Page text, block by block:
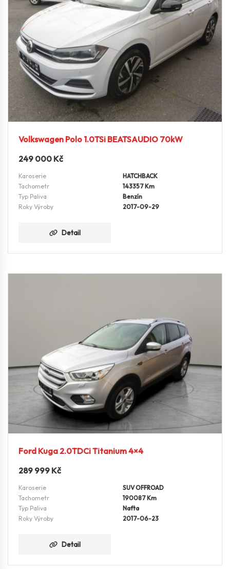
Volkswagen Polo 1.0TSi BEATSAUDIO 70kW
249 000 Kč
Karoserie
HATCHBACK
Tachometr
143357 Km
Typ Paliva
Benzín
Roky Výroby
2017-09-29
Detail
Ford Kuga 2.0TDCi Titanium 4×4
289 999 Kč
Karoserie
SUV OFFROAD
Tachometr
190087 Km
Typ Paliva
Nafta
Roky Výroby
2017-06-23
Detail